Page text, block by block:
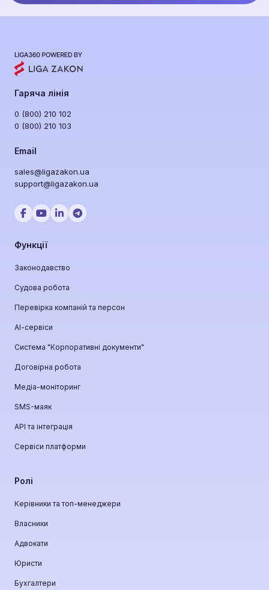
Гаряча лінія
0 (800) 210 102
0 (800) 210 103
Email
sales@ligazakon.ua
support@ligazakon.ua
Функції
Законодавство
Судова робота
Перевірка компаній та персон
АІ-сервіси
Система "Корпоративні документи"
Договірна робота
Медіа-моніторинг
SMS-маяк
API та інтеграція
Сервіси платформи
Ролі
Керівники та топ-менеджери
Власники
Адвокати
Юристи
Бухгалтери